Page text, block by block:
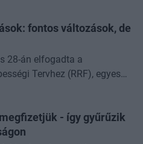
fontos változások, de
28-án elfogadta a
Tervhez (RRF), egyes
v
- így gyűrűzik